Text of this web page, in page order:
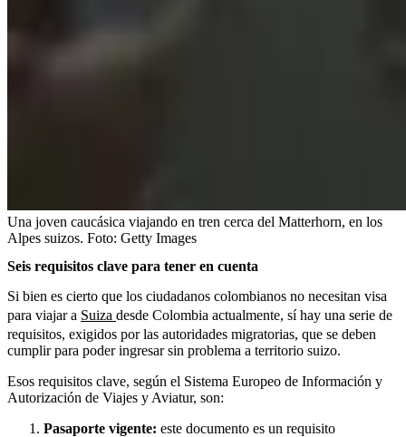
Una joven caucásica viajando en tren cerca del Matterhorn, en los
Alpes suizos. Foto: Getty Images
Seis requisitos clave para tener en cuenta
Si bien es cierto que los ciudadanos colombianos no necesitan visa
para viajar a Suiza desde Colombia actualmente, sí hay una serie de
requisitos, exigidos por las autoridades migratorias, que se deben
cumplir para poder ingresar sin problema a territorio suizo.
Esos requisitos clave, según el Sistema Europeo de Información y
Autorización de Viajes y Aviatur, son:
Pasaporte vigente: este documento es un requisito